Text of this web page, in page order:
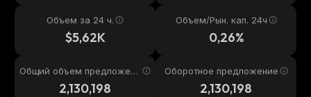
Объем за 24 ч.
$5,62K
Объем/Рын. кап. 24ч
0,26%
Общий объем предложени
2,130,198
Оборотное предложение
2,130,198